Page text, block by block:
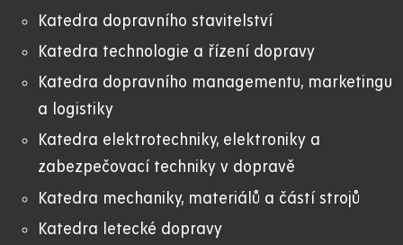
Katedra dopravního stavitelství
Katedra technologie a řízení dopravy
Katedra dopravního managementu, marketingu
a logistiky
Katedra elektrotechniky, elektroniky a
zabezpečovací techniky v dopravě
Katedra mechaniky, materiálů a částí strojů
Katedra letecké dopravy